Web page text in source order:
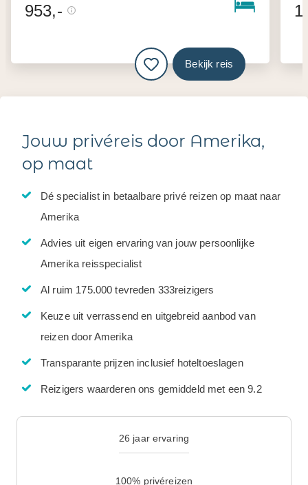
953,-
Bekijk reis
Jouw privéreis door Amerika,
op maat
Dé specialist in betaalbare privé reizen op maat naar
Amerika
Advies uit eigen ervaring van jouw persoonlijke
Amerika reisspecialist
Al ruim 175.000 tevreden 333reizigers
Keuze uit verrassend en uitgebreid aanbod van
reizen door Amerika
Transparante prijzen inclusief hoteltoeslagen
Reizigers waarderen ons gemiddeld met een 9.2
26 jaar ervaring
100% privéreizen